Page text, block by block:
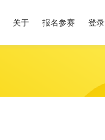
关于 报名参赛 登录